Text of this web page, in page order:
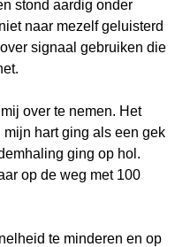
stond aardig onder
naar mezelf geluisterd
signaal gebruiken die
over te nemen. Het
hart ging als een gek
ging op hol.
op de weg met 100
te minderen en op